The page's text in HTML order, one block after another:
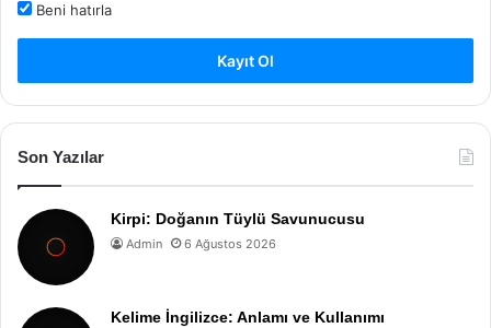
Beni hatırla
Kayıt Ol
Son Yazılar
Kirpi: Doğanın Tüylü Savunucusu
Admin 6 Ağustos 2026
Kelime İngilizce: Anlamı ve Kullanımı